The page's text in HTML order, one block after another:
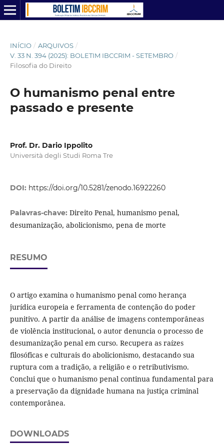
INÍCIO / ARQUIVOS /
V. 33 N. 394 (2025): BOLETIM IBCCRIM - SETEMBRO /
Filosofia do Direito
O humanismo penal entre
passado e presente
Prof. Dr. Dario Ippolito
Università degli Studi Roma Tre
DOI: https://doi.org/10.5281/zenodo.16922260
Palavras-chave: Direito Penal, humanismo penal,
desumanização, abolicionismo, pena de morte
RESUMO
O artigo examina o humanismo penal como herança
jurídica europeia e ferramenta de contenção do poder
punitivo. A partir da análise de imagens contemporâneas
de violência institucional, o autor denuncia o processo de
desumanização penal em curso. Recupera as raízes
filosóficas e culturais do abolicionismo, destacando sua
ruptura com a tradição, a religião e o retributivismo.
Conclui que o humanismo penal continua fundamental para
a preservação da dignidade humana na justiça criminal
contemporânea.
DOWNLOADS